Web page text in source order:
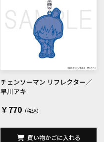
チェンソーマン リフレクター／
早川アキ
￥770
買い物かごに入れる